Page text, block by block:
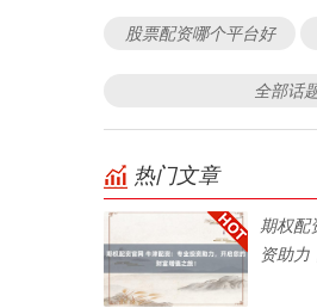
股票配资哪个平台好
全部话
热门文章
期权配
资助力